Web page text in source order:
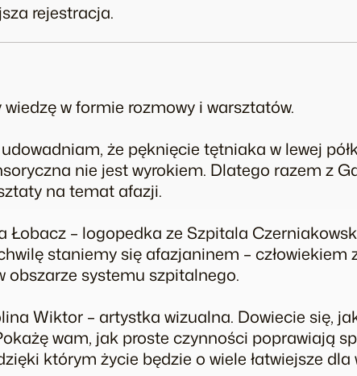
rejestracja.
w formie rozmowy i warsztatów.
że pęknięcie tętniaka w lewej
nie jest wyrokiem. Dlatego razem z
na temat afazji.
Łobacz – logopedka ze Szpitala
staniemy się afazjaninem – człowiekiem
obszarze systemu szpitalnego.
Wiktor – artystka wizualna. Dowiecie się,
wam, jak proste czynności poprawiają
którym życie będzie o wiele łatwiejsze dla